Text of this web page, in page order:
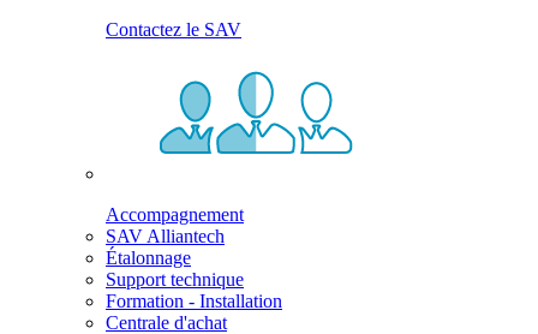
Contactez le SAV
Accompagnement
SAV Alliantech
Étalonnage
Support technique
Formation - Installation
Centrale d'achat